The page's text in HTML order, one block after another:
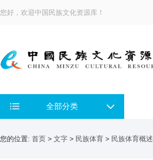
您好，欢迎中国民族文化资源库！
全部分类
您的位置: 首页 > 文字 > 民族体育 > 民族体育概述